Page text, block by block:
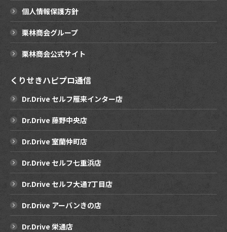
個人情報保護方針
栗林商会グループ
栗林商会公式サイト
くりせきハピプロ通信
Dr.Drive セルフ雁来インター店
Dr.Drive 藤野中央店
Dr.Drive 室蘭仲町店
Dr.Drive セルフ七重浜店
Dr.Drive セルフ大通7丁目店
Dr.Drive アーバンきの店
Dr.Drive 栄通店